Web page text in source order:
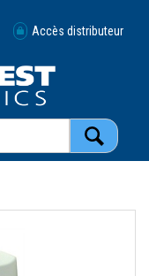
Accès distributeur